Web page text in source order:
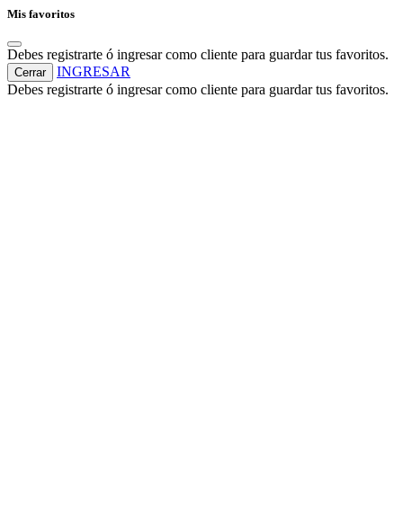
Mis favoritos
Debes registrarte ó ingresar como cliente para guardar tus favoritos.
Cerrar
INGRESAR
Debes registrarte ó ingresar como cliente para guardar tus favoritos.